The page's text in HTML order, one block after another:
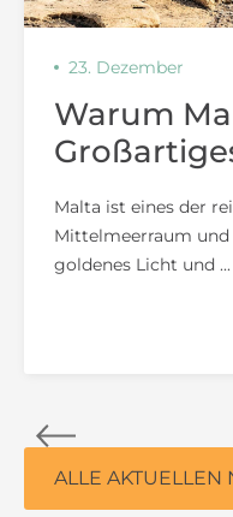
23. Dezember
Warum
Ist
Malta ist eines der
Mittelmeerraum
goldenes Licht und ...
ALLE AKTUELLEN